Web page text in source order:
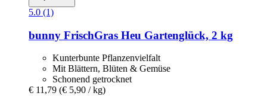
5.0 (1)
bunny FrischGras Heu Gartenglück, 2 kg
Kunterbunte Pflanzenvielfalt
Mit Blättern, Blüten & Gemüse
Schonend getrocknet
€ 11,79 (€ 5,90 / kg)